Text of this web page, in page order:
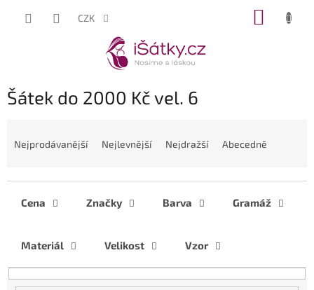
CZK
Šátek do 2000 Kč vel. 6
d
u
Nejprodávanější Nejlevnější Nejdražší Abecedně
Cena Značky Barva Gramáž
Materiál Velikost Vzor